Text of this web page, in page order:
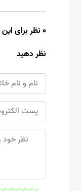
0 نظر برای این مطلب وجود دارد
نظر دهید